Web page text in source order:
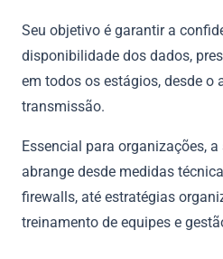
Seu objetivo é garantir a
disponibilidade dos dados,
em todos os estágios, desde o
transmissão.
Essencial para organizações,
abrange desde medidas
firewalls, até estratégias
treinamento de equipes e